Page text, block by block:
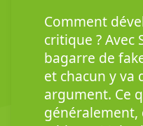
Comment
critique ? Avec
bagarre de
et chacun y va
argument. Ce
généralement,